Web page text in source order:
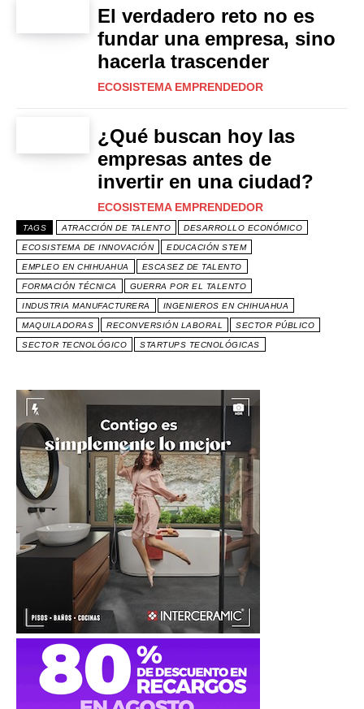
El verdadero reto no es
fundar una empresa, sino
hacerla trascender
ECOSISTEMA EMPRENDEDOR
¿Qué buscan hoy las
empresas antes de
invertir en una ciudad?
ECOSISTEMA EMPRENDEDOR
TAGS ATRACCIÓN DE TALENTO DESARROLLO ECONÓMICO
ECOSISTEMA DE INNOVACIÓN EDUCACIÓN STEM
EMPLEO EN CHIHUAHUA ESCASEZ DE TALENTO
FORMACIÓN TÉCNICA GUERRA POR EL TALENTO
INDUSTRIA MANUFACTURERA INGENIEROS EN CHIHUAHUA
MAQUILADORAS RECONVERSIÓN LABORAL SECTOR PÚBLICO
SECTOR TECNOLÓGICO STARTUPS TECNOLÓGICAS